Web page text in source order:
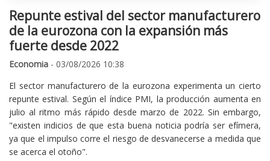
Repunte estival del sector manufacturero
de la eurozona con la expansión más
fuerte desde 2022
Economia - 03/08/2026 10:38
El sector manufacturero de la eurozona experimenta un cierto
repunte estival. Según el índice PMI, la producción aumenta en
julio al ritmo más rápido desde marzo de 2022. Sin embargo,
"existen indicios de que esta buena noticia podría ser efímera,
ya que el impulso corre el riesgo de desvanecerse a medida que
se acerca el otoño".